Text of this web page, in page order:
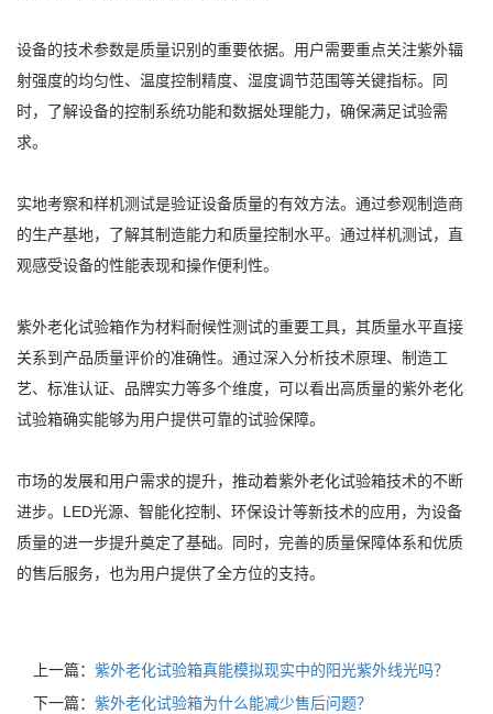
设备的技术参数是质量识别的重要依据。用户需要重点关注紫外辐
射强度的均匀性、温度控制精度、湿度调节范围等关键指标。同
时，了解设备的控制系统功能和数据处理能力，确保满足试验需
求。
实地考察和样机测试是验证设备质量的有效方法。通过参观制造商
的生产基地，了解其制造能力和质量控制水平。通过样机测试，直
观感受设备的性能表现和操作便利性。
紫外老化试验箱作为材料耐候性测试的重要工具，其质量水平直接
关系到产品质量评价的准确性。通过深入分析技术原理、制造工
艺、标准认证、品牌实力等多个维度，可以看出高质量的紫外老化
试验箱确实能够为用户提供可靠的试验保障。
市场的发展和用户需求的提升，推动着紫外老化试验箱技术的不断
进步。LED光源、智能化控制、环保设计等新技术的应用，为设备
质量的进一步提升奠定了基础。同时，完善的质量保障体系和优质
的售后服务，也为用户提供了全方位的支持。
上一篇： 紫外老化试验箱真能模拟现实中的阳光紫外线光吗？
下一篇： 紫外老化试验箱为什么能减少售后问题？